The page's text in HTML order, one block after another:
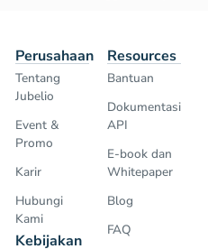
Perusahaan
Tentang
Jubelio
Event &
Promo
Karir
Hubungi
Kami
Kebijakan
Resources
Bantuan
Dokumentasi
API
E-book dan
Whitepaper
Blog
FAQ